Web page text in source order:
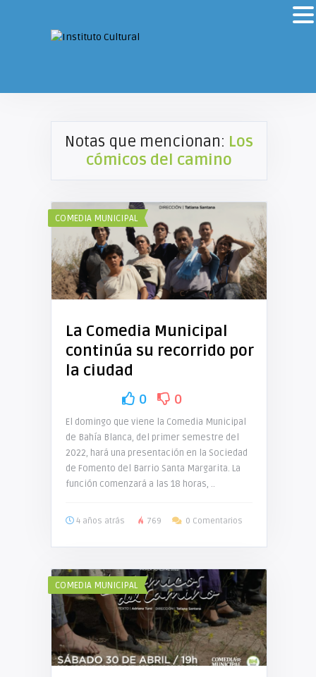
Notas que mencionan: Los
cómicos del camino
COMEDIA MUNICIPAL
La Comedia Municipal
continúa su recorrido por
la ciudad
0 0
El domingo que viene la Comedia Municipal
de Bahía Blanca, del primer semestre del
2022, hará una presentación en la Sociedad
de Fomento del Barrio Santa Margarita. La
función comenzará a las 18 horas, ..
4 años atrás 769 0 Comentarios
COMEDIA MUNICIPAL